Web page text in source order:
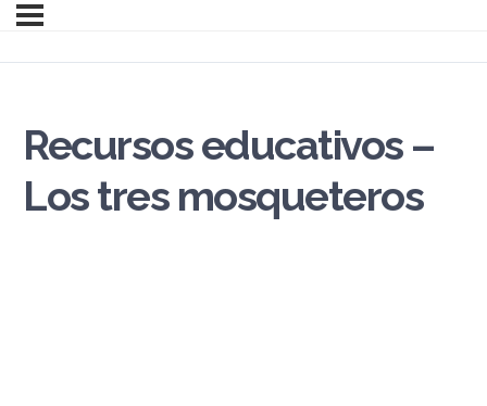
Recursos educativos –
Los tres mosqueteros